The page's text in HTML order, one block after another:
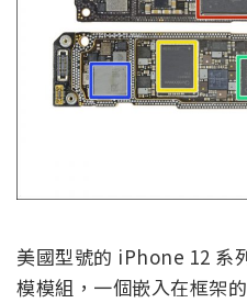
美國型號的 iPhone 12 系
模模組，一個嵌入在框架